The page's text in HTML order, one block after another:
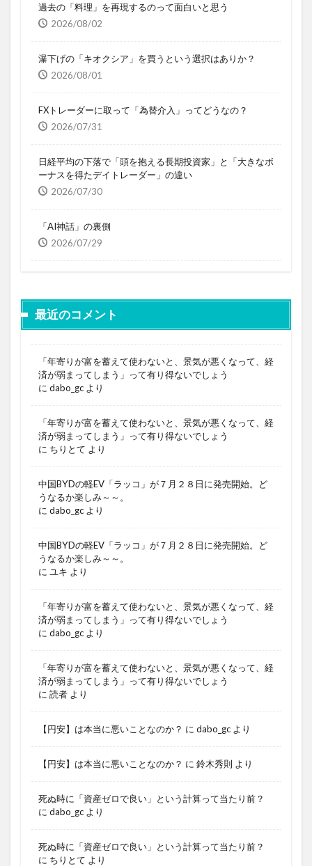
過去の「料理」を再現するのって面白いと思う
2026/08/02
瀑下げの「キオクシア」を買うという選択はありか？
2026/08/01
FXトレーダーに取って「為替介入」ってどうなの？
2026/07/31
日経平均の下落で「頭を抱える長期投資家」と「大きなボ
ーナスを得たデイトレーダー」の違い
2026/07/30
「AI神話」の裏側
2026/07/29
最近のコメント
「年寄りが富を蓄えて使わないと、景気が悪くなって、経
済が弱まってしまう」って有り得ないでしょう
に dabo_gc より
「年寄りが富を蓄えて使わないと、景気が悪くなって、経
済が弱まってしまう」って有り得ないでしょう
に ちりとて より
中国BYDの軽EV「ラッコ」が７月２８日に発売開始。ど
うなるか楽しみ～～。
に dabo_gc より
中国BYDの軽EV「ラッコ」が７月２８日に発売開始。ど
うなるか楽しみ～～。
に ユキ より
「年寄りが富を蓄えて使わないと、景気が悪くなって、経
済が弱まってしまう」って有り得ないでしょう
に dabo_gc より
「年寄りが富を蓄えて使わないと、景気が悪くなって、経
済が弱まってしまう」って有り得ないでしょう
に 読者 より
【円安】は本当に悪いことなのか？ に dabo_gc より
【円安】は本当に悪いことなのか？ に 鈴木秀則 より
死ぬ時に「資産ゼロで良い」という計算って当たり前？
に dabo_gc より
死ぬ時に「資産ゼロで良い」という計算って当たり前？
に ちりとて より